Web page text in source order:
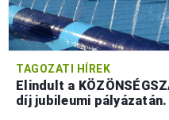
TAGOZATI HÍREK
Elindult a
díj jubileumi pályázatán.